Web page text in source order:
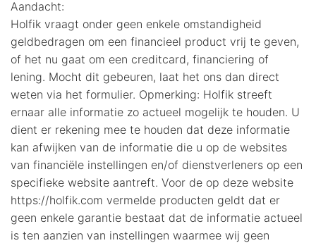
Aandacht:
Holfik vraagt onder geen enkele omstandigheid
geldbedragen om een financieel product vrij te geven,
of het nu gaat om een creditcard, financiering of
lening. Mocht dit gebeuren, laat het ons dan direct
weten via het formulier. Opmerking: Holfik streeft
ernaar alle informatie zo actueel mogelijk te houden. U
dient er rekening mee te houden dat deze informatie
kan afwijken van de informatie die u op de websites
van financiële instellingen en/of dienstverleners op een
specifieke website aantreft. Voor de op deze website
https://holfik.com vermelde producten geldt dat er
geen enkele garantie bestaat dat de informatie actueel
is ten aanzien van instellingen waarmee wij geen